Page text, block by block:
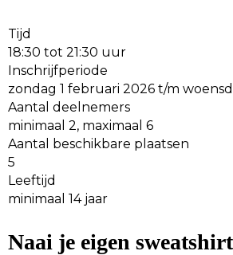
Tijd
18:30 tot 21:30 uur
Inschrijfperiode
zondag 1 februari 2026 t/m
Aantal deelnemers
minimaal 2, maximaal 6
Aantal beschikbare plaatsen
5
Leeftijd
minimaal 14 jaar
Naai je eigen sweatshirt